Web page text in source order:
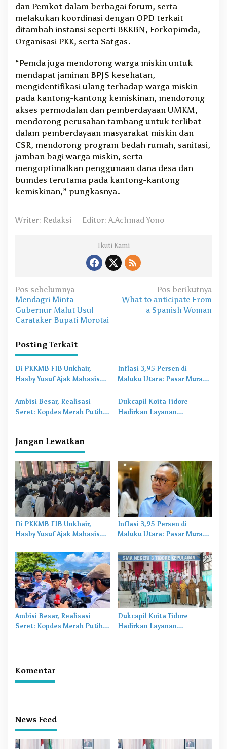
dan Pemkot dalam berbagai forum, serta
melakukan koordinasi dengan OPD terkait
ditambah instansi seperti BKKBN, Forkopimda,
Organisasi PKK, serta Satgas.
“Pemda juga mendorong warga miskin untuk
mendapat jaminan BPJS kesehatan,
mengidentifikasi ulang terhadap warga miskin
pada kantong-kantong kemiskinan, mendorong
akses permodalan dan pemberdayaan UMKM,
mendorong perusahan tambang untuk terlibat
dalam pemberdayaan masyarakat miskin dan
CSR, mendorong program bedah rumah, sanitasi,
jamban bagi warga miskin, serta
mengoptimalkan penggunaan dana desa dan
bumdes terutama pada kantong-kantong
kemiskinan,” pungkasnya.
Writer: Redaksi Editor: A.Achmad Yono
Ikuti Kami
N
a
v
g
a
s
i
p
s
Pos sebelumnya
Mendagri Minta
Gubernur Malut Usul
Carataker Bupati Morotai
Pos berikutnya
What to anticipate From
a Spanish Woman
Posting Terkait
Di PKKMB FIB Unkhair,
Hasby Yusuf Ajak Mahasiswa
Budaya dan Literasi
Inflasi 3,95 Persen di
Maluku Utara: Pasar Murah
Masalah Baru
Ambisi Besar, Realisasi
Seret: Kopdes Merah Putih
Dukcapil Koita Tidore
Hadirkan Layanan
Jangan Lewatkan
Di PKKMB FIB Unkhair,
Hasby Yusuf Ajak Mahasiswa
Budaya dan Literasi
Inflasi 3,95 Persen di
Maluku Utara: Pasar Murah
Masalah Baru
Ambisi Besar, Realisasi
Seret: Kopdes Merah Putih
Dukcapil Koita Tidore
Hadirkan Layanan
Komentar
News Feed